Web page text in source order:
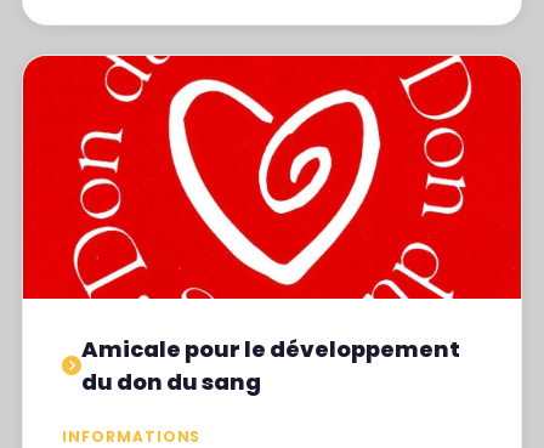
Amicale pour le développement
du don du sang
INFORMATIONS